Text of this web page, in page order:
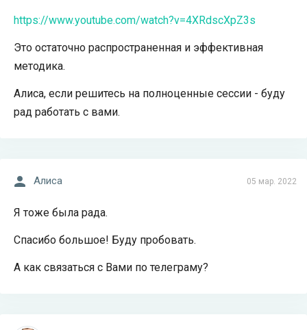
https://www.youtube.com/watch?v=4XRdscXpZ3s
Это остаточно распространенная и эффективная
методика.
Алиса, если решитесь на полноценные сессии - буду
рад работать с вами.
05 мар. 2022
Алиса
Я тоже была рада.
Спасибо большое! Буду пробовать.
А как связаться с Вами по телеграму?